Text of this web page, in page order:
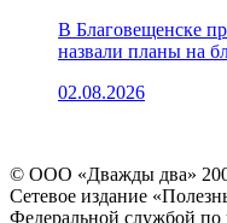
В Благовещенске
назвали планы на
02.08.2026
© ООО «Дважды два»
Сетевое издание
Федеральной службой по